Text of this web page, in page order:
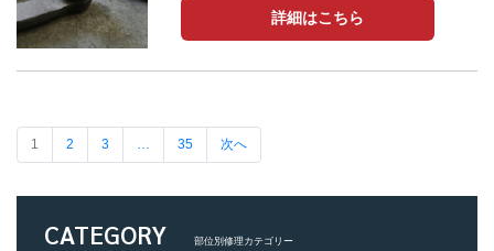
詳細はこちら
1 2 3 … 35 次へ
CATEGORY 部位別修理カテゴリー